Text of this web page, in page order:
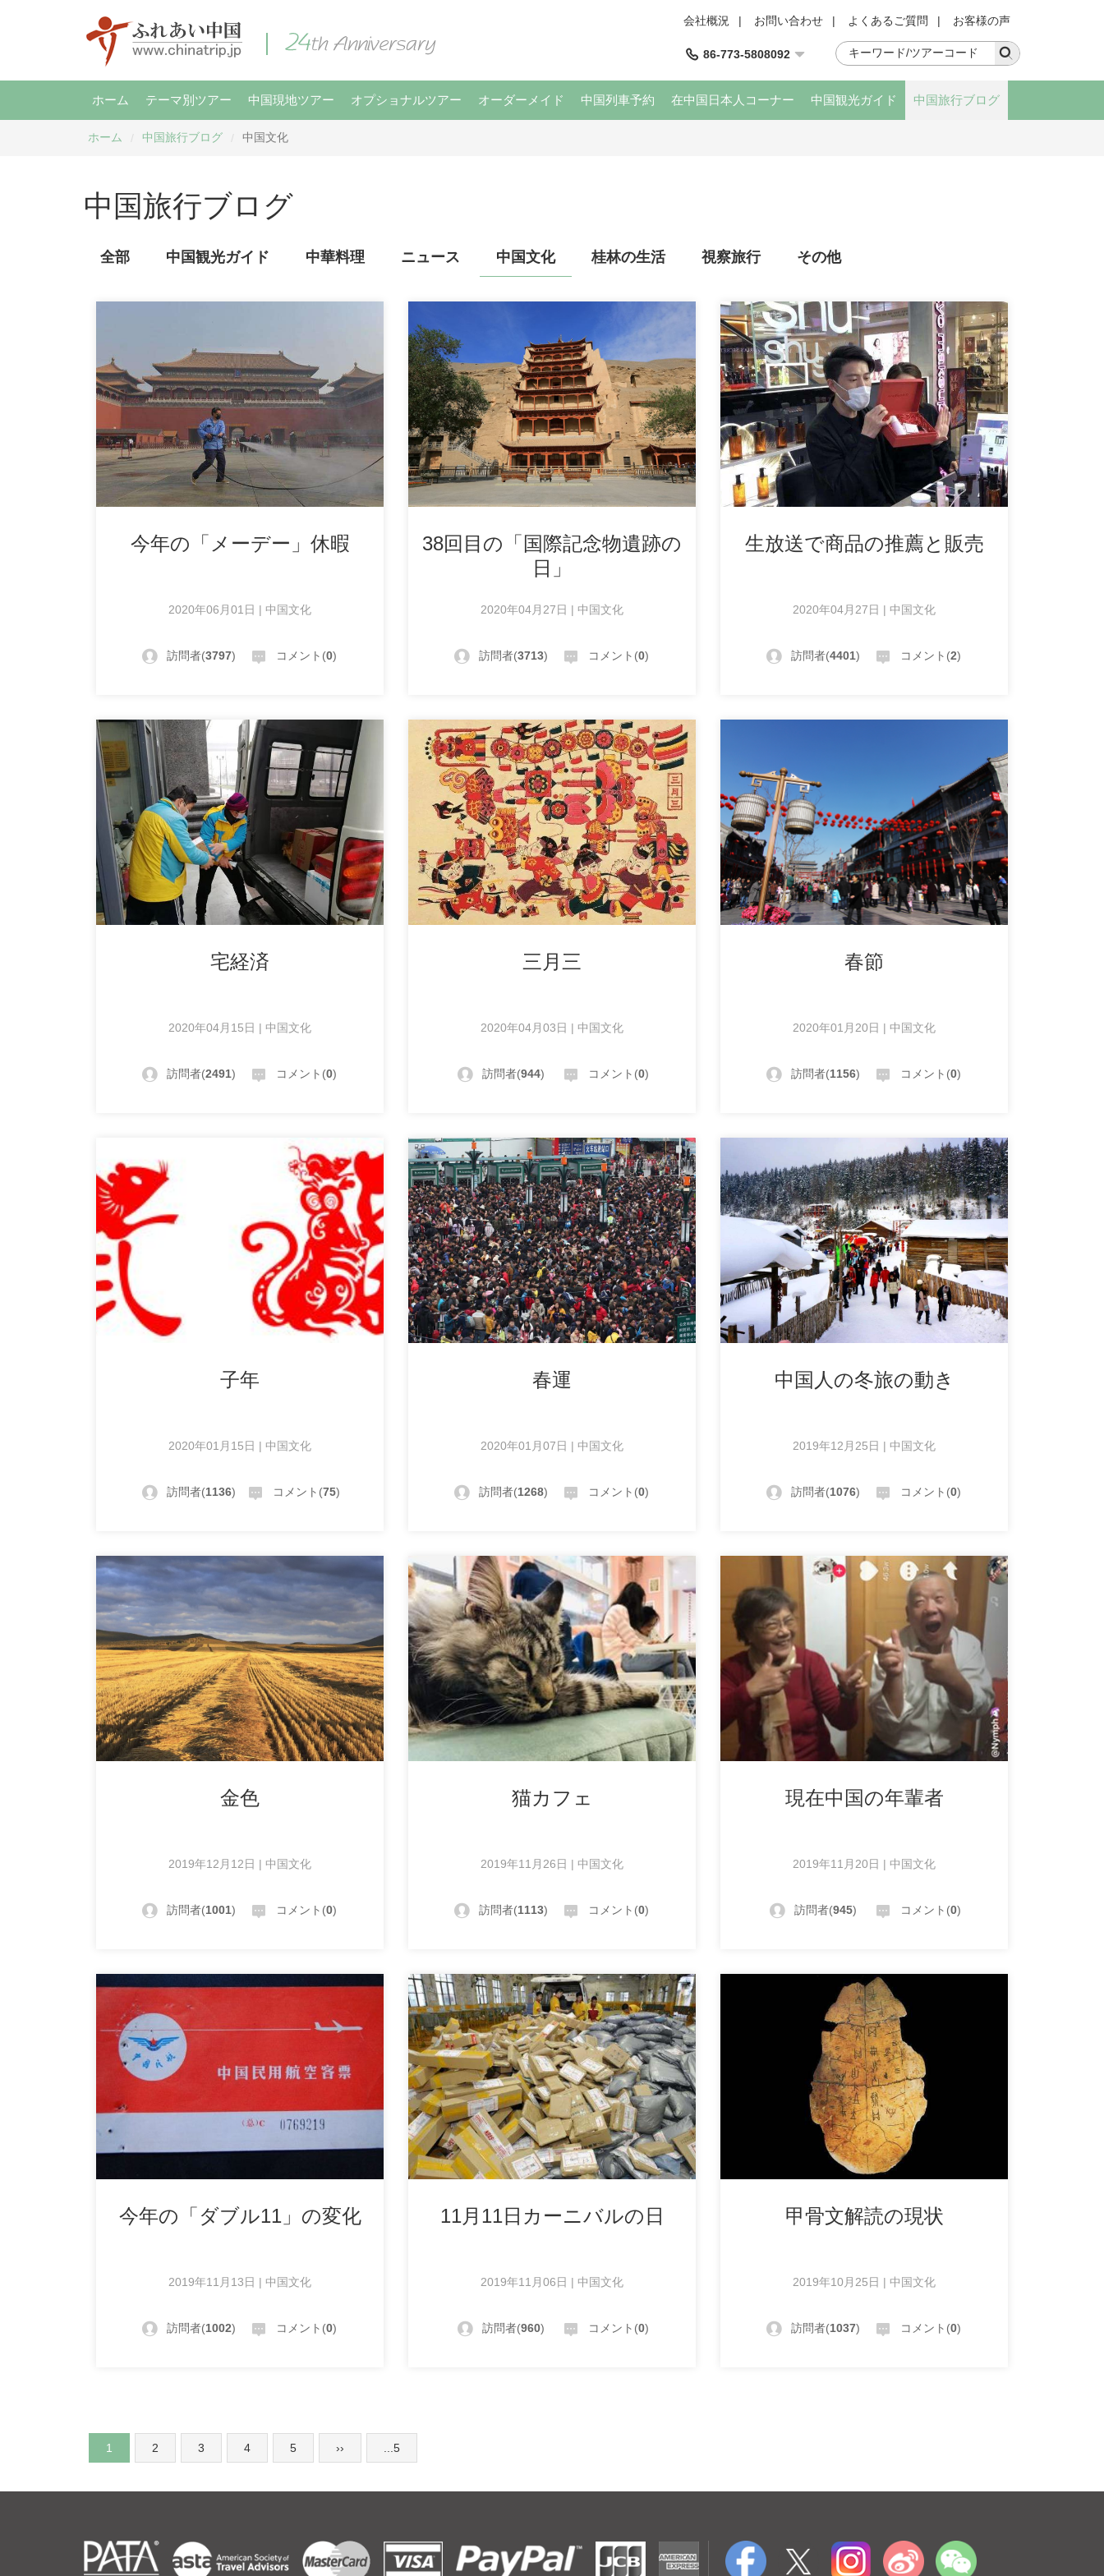
会社概況 | お問い合わせ | よくあるご質問 | お客様の声
86-773-5808092
ホーム テーマ別ツアー 中国現地ツアー オプショナルツアー オーダーメイド 中国列車予約 在中国日本人コーナー 中国観光ガイド 中国旅行ブログ
ホーム 中国旅行ブログ 中国文化
中国旅行ブログ
全部 中国観光ガイド 中華料理 ニュース 中国文化 桂林の生活 視察旅行 その他
今年の「メーデー」休暇
2020年06月01日 | 中国文化
訪問者(3797) コメント(0)
38回目の「国際記念物遺跡の
日」
2020年04月27日 | 中国文化
訪問者(3713) コメント(0)
生放送で商品の推薦と販売
2020年04月27日 | 中国文化
訪問者(4401) コメント(2)
宅経済
2020年04月15日 | 中国文化
訪問者(2491) コメント(0)
三月三
2020年04月03日 | 中国文化
訪問者(944) コメント(0)
春節
2020年01月20日 | 中国文化
訪問者(1156) コメント(0)
子年
2020年01月15日 | 中国文化
訪問者(1136) コメント(75)
春運
2020年01月07日 | 中国文化
訪問者(1268) コメント(0)
中国人の冬旅の動き
2019年12月25日 | 中国文化
訪問者(1076) コメント(0)
金色
2019年12月12日 | 中国文化
訪問者(1001) コメント(0)
猫カフェ
2019年11月26日 | 中国文化
訪問者(1113) コメント(0)
現在中国の年輩者
2019年11月20日 | 中国文化
訪問者(945) コメント(0)
今年の「ダブル11」の変化
2019年11月13日 | 中国文化
訪問者(1002) コメント(0)
11月11日カーニバルの日
2019年11月06日 | 中国文化
訪問者(960) コメント(0)
甲骨文解読の現状
2019年10月25日 | 中国文化
訪問者(1037) コメント(0)
1 2 3 4 5 ›› ...5